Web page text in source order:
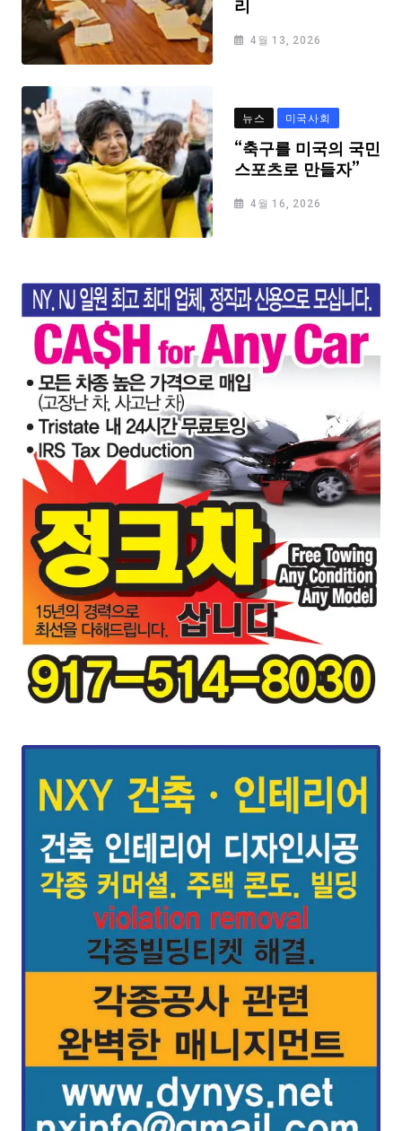
리
4월 13, 2026
뉴스 미국사회
“축구를 미국의 국민
스포츠로 만들자”
4월 16, 2026